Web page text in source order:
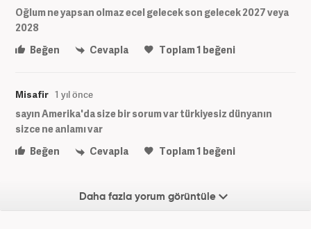
Oğlum ne yapsan olmaz ecel gelecek son gelecek 2027 veya
2028
Beğen
Cevapla Toplam1 beğeni
Misafir 1 yıl önce
sayın Amerika'da size bir sorum var türkiyesiz dünyanın
sizce ne anlamı var
Beğen
Cevapla Toplam1 beğeni
Daha fazla yorum görüntüle